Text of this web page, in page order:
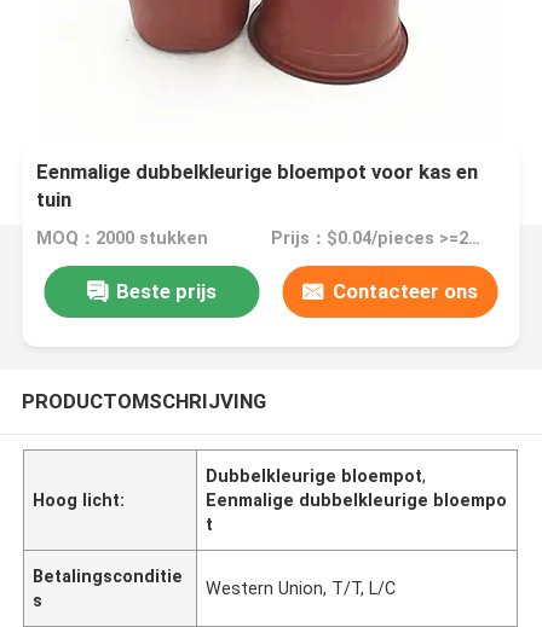
Eenmalige dubbelkleurige bloempot voor kas en
tuin
MOQ：2000 stukken Prijs：$0.04/pieces >=2000 pieces
Beste prijs Contacteer ons
PRODUCTOMSCHRIJVING
Hoog licht:
Dubbelkleurige bloempot,
Eenmalige dubbelkleurige bloempo
t
Betalingsconditie
s
Western Union, T/T, L/C